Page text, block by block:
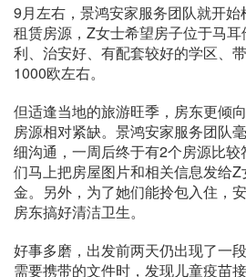
9月左右，景鸿安家服务团队就开
租赁房源，Z女士希望房子位于马
利、治安好、有配套较好的学区、
1000欧左右。
但适逢当地的旅游旺季，房东更倾
房源相对紧缺。景鸿安家服务团队
细沟通，一周后终于有2个房源比
们马上把房屋图片和相关信息发给
金。另外，为了她们能拎包入住，
房东搞好清洁卫生。
好事多磨，出发前两天仍出现了
需要携带的文件时，发现儿童疫苗